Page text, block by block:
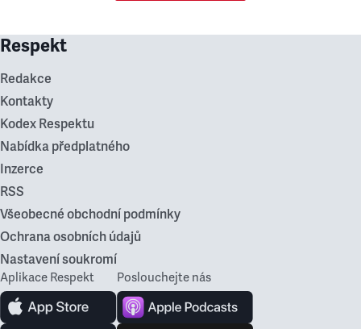
Respekt
Redakce
Kontakty
Kodex Respektu
Nabídka předplatného
Inzerce
RSS
Všeobecné obchodní podmínky
Ochrana osobních údajů
Nastavení soukromí
Aplikace Respekt Poslouchejte nás